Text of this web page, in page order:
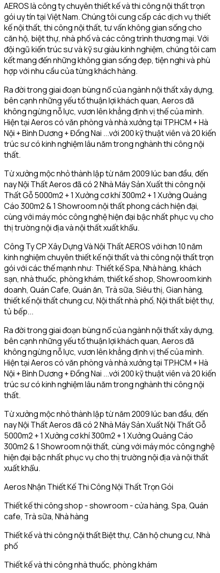
AEROS là công ty chuyên thiết kế và thi công nội thất trọn
gói uy tín tại Việt Nam. Chúng tôi cung cấp các dịch vụ thiết
kế nội thất, thi công nội thất, tư vấn không gian sống cho
căn hộ, biệt thự, nhà phố và các công trình thương mại. Với
đội ngũ kiến trúc sư và kỹ sư giàu kinh nghiệm, chúng tôi cam
kết mang đến những không gian sống đẹp, tiện nghi và phù
hợp với nhu cầu của từng khách hàng.
Ra đời trong giai đoạn bùng nổ của ngành nội thất xây dựng,
bên cạnh những yếu tố thuận lợi khách quan, Aeros đã
không ngừng nỗ lực, vươn lên khẳng định vị thế của mình.
Hiện tại Aeros có văn phòng và nhà xưởng tại TP.HCM + Hà
Nội + Bình Dương + Đồng Nai ...với 200 kỹ thuật viên và 20 kiến
trúc sư có kinh nghiệm lâu năm trong nghành thi công nội
thất.
Từ xưởng mộc nhỏ thành lập từ năm 2009 lúc ban đầu, đến
nay Nội Thất Aeros đã có 2 Nhà Máy Sản Xuất thi công nội
Thất Gỗ 5000m2 + 1 Xưởng cơ khí 300m2 + 1 Xưởng Quảng
Cáo 300m2 & 1 Showroom nội thất phong cách hiện đại,
cùng với máy móc công nghệ hiện đại bậc nhất phục vụ cho
thị trường nội địa và nội thất xuất khẩu.
Công Ty CP Xây Dựng Và Nội Thất AEROS với hơn 10 năm
kinh nghiệm chuyên thiết kế nội thất và thi công nội thất trọn
gói với các thế mạnh như: Thiết kế Spa, Nhà hàng, khách
sạn, nhà thuốc, phòng khám, thiết kế shop, Showroom kinh
doanh, Quán Cafe, Quán ăn, Trà sữa, Siêu thị, Gian hàng,
thiết kế nội thất chung cư, Nội thất nhà phố, Nội thất biệt thự,
tủ bếp...
Ra đời trong giai đoạn bùng nổ của ngành nội thất xây dựng,
bên cạnh những yếu tố thuận lợi khách quan, Aeros đã
không ngừng nỗ lực, vươn lên khẳng định vị thế của mình.
Hiện tại Aeros có văn phòng và nhà xưởng tại TP.HCM + Hà
Nội + Bình Dương + Đồng Nai ...với 200 kỹ thuật viên và 20 kiến
trúc sư có kinh nghiệm lâu năm trong nghành thi công nội
thất.
Từ xưởng mộc nhỏ thành lập từ năm 2009 lúc ban đầu, đến
nay Nội Thất Aeros đã có 2 Nhà Máy Sản Xuất Nội Thất Gỗ
5000m2 + 1 Xưởng cơ khí 300m2 + 1 Xưởng Quảng Cáo
300m2 & 1 Showroom nội thất, cùng với máy móc công nghệ
hiện đại bậc nhất phục vụ cho thị trường nội địa và nội thất
xuất khẩu.
Aeros Nhận Thiết Kế Thi Công Nội Thất Trọn Gói
Thiết kế thi công shop - showroom - cửa hàng, Spa, Quán
cafe, Trà sữa, Nhà hàng
Thiết kế và thi công nội thất Biệt thự, Căn hộ chung cư, Nhà
phố
Thiết kế và thi công nhà thuốc, phòng khám